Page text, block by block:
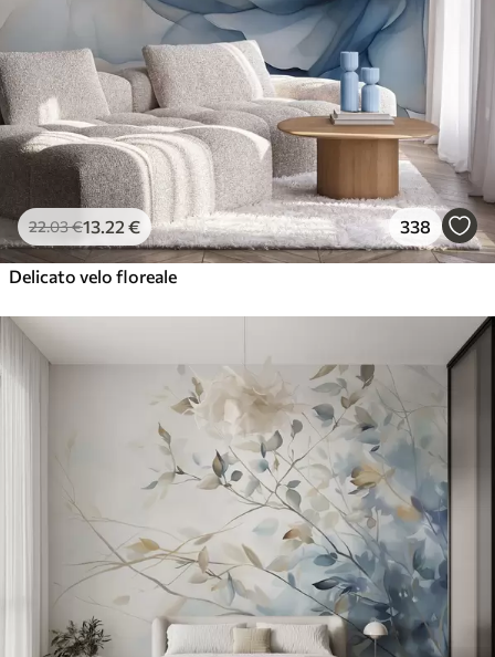
22.03€13 .22 € 338
Delicato velo floreale